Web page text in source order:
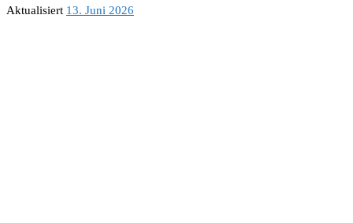
Aktualisiert 13. Juni 2026